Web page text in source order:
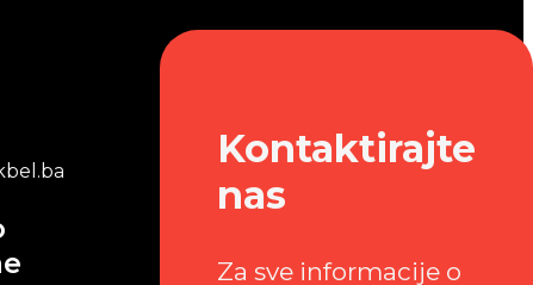
Kontaktirajte
nas
Za sve informacije o